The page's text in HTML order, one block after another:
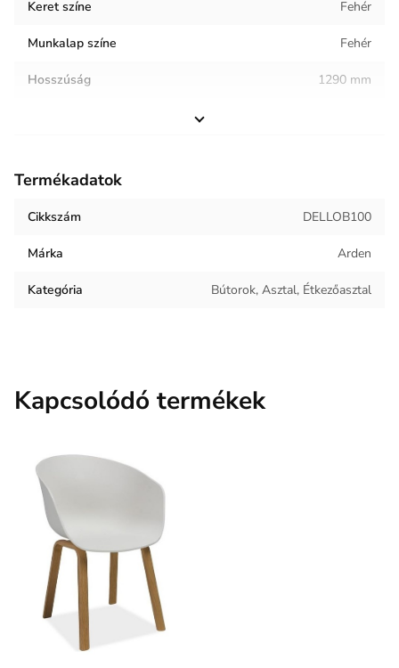
Keret színe Fehér
Munkalap színe Fehér
Hosszúság 1290 mm
Helyiség / terhelés
Termék súlya 25.6 kg
Termékadatok
Cikkszám DELLOB100
Márka Arden
Kategória Bútorok, Asztal, Étkezőasztal
Kapcsolódó termékek